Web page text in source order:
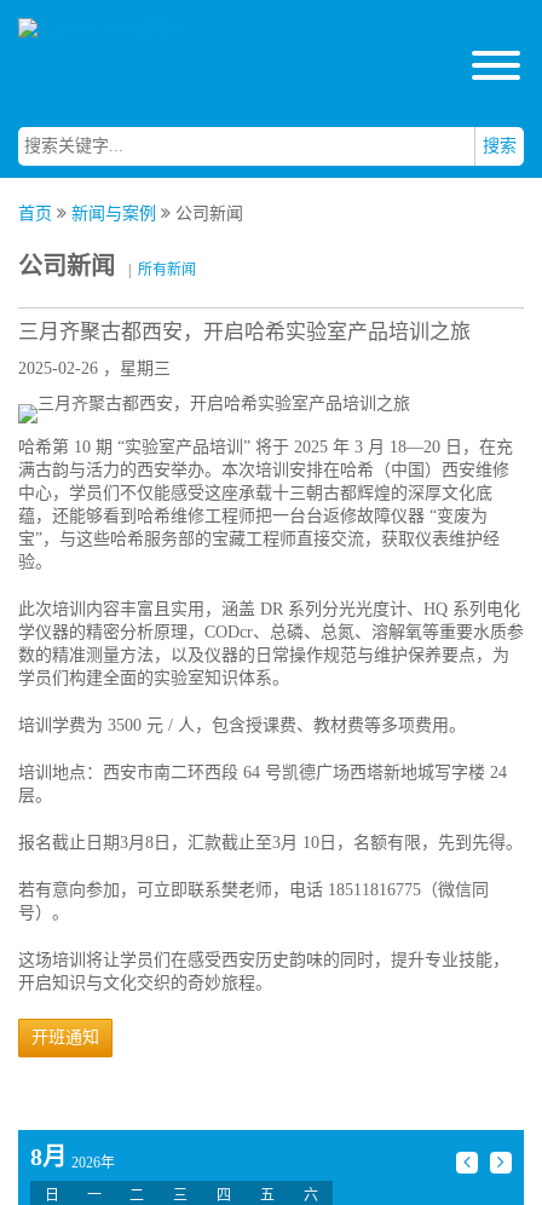
搜索
首页 新闻与案例 公司新闻
公司新闻 所有新闻
三月齐聚古都西安，开启哈希实验室产品培训之旅
2025-02-26 ，星期三
哈希第 10 期 “实验室产品培训” 将于 2025 年 3 月 18—20 日，在充
满古韵与活力的西安举办。本次培训安排在哈希（中国）西安维修
中心，学员们不仅能感受这座承载十三朝古都辉煌的深厚文化底
蕴，还能够看到哈希维修工程师把一台台返修故障仪器 “变废为
宝”，与这些哈希服务部的宝藏工程师直接交流，获取仪表维护经
验。
此次培训内容丰富且实用，涵盖 DR 系列分光光度计、HQ 系列电化
学仪器的精密分析原理，CODcr、总磷、总氮、溶解氧等重要水质参
数的精准测量方法，以及仪器的日常操作规范与维护保养要点，为
学员们构建全面的实验室知识体系。
培训学费为 3500 元 / 人，包含授课费、教材费等多项费用。
培训地点：西安市南二环西段 64 号凯德广场西塔新地城写字楼 24
层。
报名截止日期3月8日，汇款截止至3月 10日，名额有限，先到先得。
若有意向参加，可立即联系樊老师，电话 18511816775（微信同
号）。
这场培训将让学员们在感受西安历史韵味的同时，提升专业技能，
开启知识与文化交织的奇妙旅程。
开班通知
8月
2026年
日
一 二 三 四 五 六